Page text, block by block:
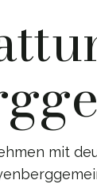
mit